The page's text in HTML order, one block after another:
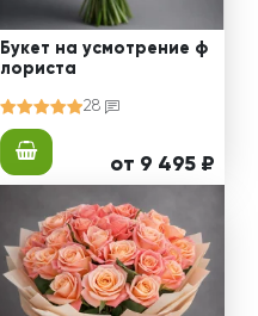
Букет на усмотрение ф
лориста
28
от 9 495 ₽